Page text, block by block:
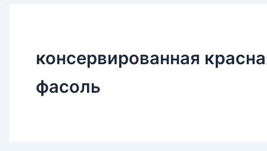
консервированная
фасоль